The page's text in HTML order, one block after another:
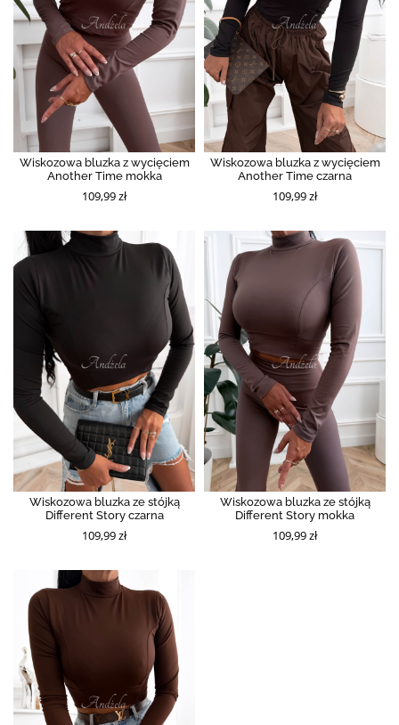
Wiskozowa bluzka z wycięciem
Another Time mokka
109,99 zł
Wiskozowa bluzka z wycięciem
Another Time czarna
109,99 zł
Wiskozowa bluzka ze stójką
Different Story czarna
109,99 zł
Wiskozowa bluzka ze stójką
Different Story mokka
109,99 zł